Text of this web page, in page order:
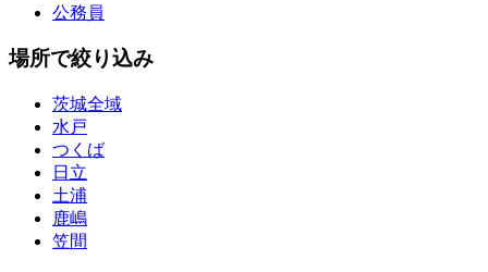
公務員
場所で絞り込み
茨城全域
水戸
つくば
日立
土浦
鹿嶋
笠間